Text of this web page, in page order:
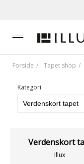
Forside Tapet shop
Kategori
Illux